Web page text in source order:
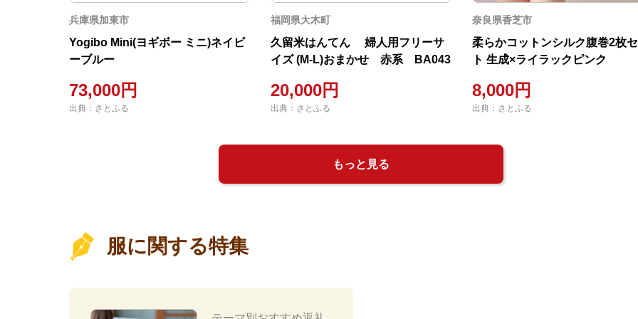
兵庫県加東市
Yogibo Mini(ヨギボー ミニ)ネイビ
ーブルー
73,000円
出典：さとふる
福岡県大木町
久留米はんてん 婦人用フリーサ
イズ (M-L)おまかせ 赤系 BA043
20,000円
出典：さとふる
奈良県香芝市
柔らかコットンシルク腹巻2枚
ト 生成×ライラックピンク
8,000円
出典：さとふる
もっと見る
服に関する特集